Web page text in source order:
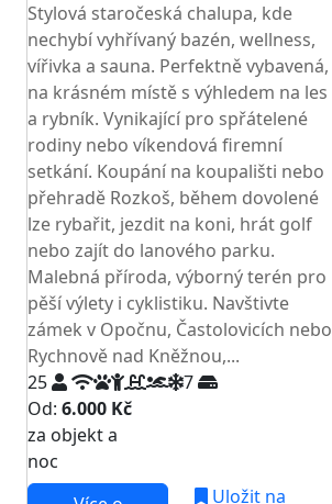
Stylová staročeská chalupa, kde
nechybí vyhřívaný bazén, wellness,
vířivka a sauna. Perfektně vybavená,
na krásném místě s výhledem na les
a rybník. Vynikající pro spřátelené
rodiny nebo víkendová firemní
setkání. Koupání na koupališti nebo
přehradě Rozkoš, během dovolené
lze rybařit, jezdit na koni, hrát golf
nebo zajít do lanového parku.
Malebná příroda, výborný terén pro
pěší výlety i cyklistiku. Navštivte
zámek v Opočnu, Častolovicích nebo
Rychnově nad Kněžnou,...
25
7
Od: 6.000 Kč
za objekt a
noc
Uložit na